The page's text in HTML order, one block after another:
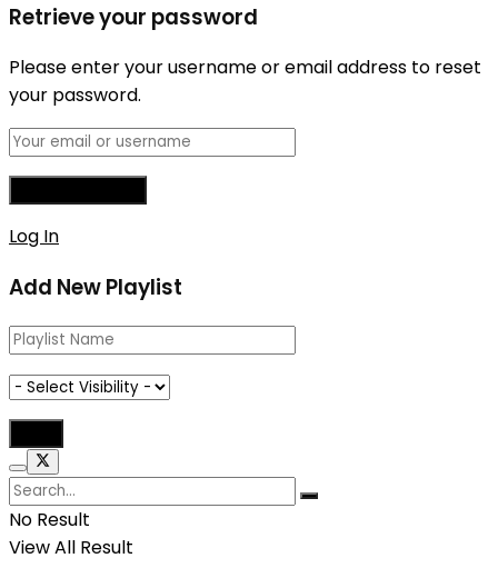
Retrieve your password
Please enter your username or email address to reset
your password.
Log In
Add New Playlist
No Result
View All Result